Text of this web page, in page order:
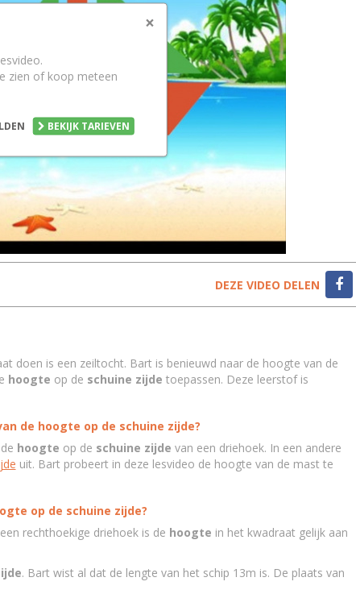
×
zien of koop meteen
BEKIJK TARIEVEN
DEZE VIDEO DELEN
doen is een zeiltocht. Bart is benieuwd naar de hoogte van de
hoogte op de schuine zijde toepassen. Deze leerstof is
de hoogte op de schuine zijde?
hoogte op de schuine zijde van een driehoek. In een andere
uit. Bart probeert in deze lesvideo de hoogte van de mast te
op de schuine zijde?
rechthoekige driehoek is de hoogte in het kwadraat gelijk aan
. Bart wist al dat de lengte van het schip 13m is. De plaats van